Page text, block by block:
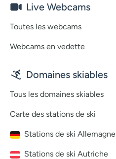
Live Webcams
Toutes les webcams
Webcams en vedette
Domaines skiables
Tous les domaines skiables
Carte des stations de ski
Stations de ski Allemagne
Stations de ski Autriche